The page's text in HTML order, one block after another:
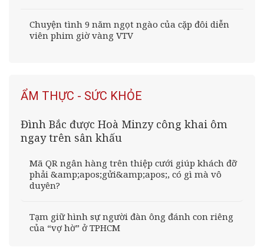
Chuyện tình 9 năm ngọt ngào của cặp đôi diễn
viên phim giờ vàng VTV
ẨM THỰC - SỨC KHỎE
Đình Bắc được Hoà Minzy công khai ôm
ngay trên sân khấu
Mã QR ngân hàng trên thiệp cưới giúp khách đỡ
phải &amp;apos;gửi&amp;apos;, có gì mà vô
duyên?
Tạm giữ hình sự người đàn ông đánh con riêng
của “vợ hờ” ở TPHCM